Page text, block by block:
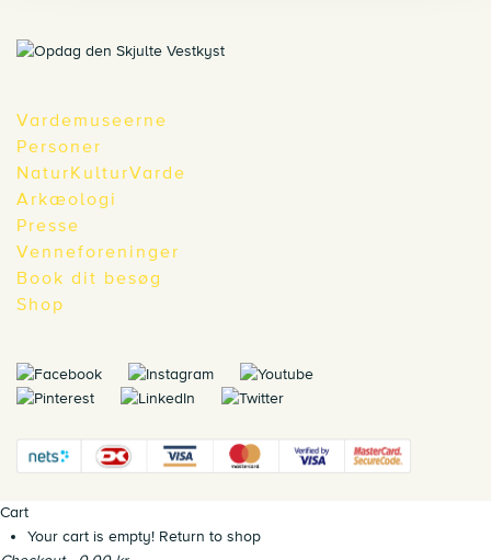
Vardemuseerne
Personer
NaturKulturVarde
Arkæologi
Presse
Venneforeninger
Book dit besøg
Shop
Cart
Your cart is empty! Return to shop